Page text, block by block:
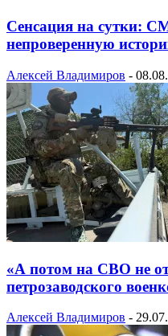
Сенсация на сутки:
непроверенную
Алексей Владимиров -
«А потом на СВО не
петрозаводского
Алексей Владимиров -